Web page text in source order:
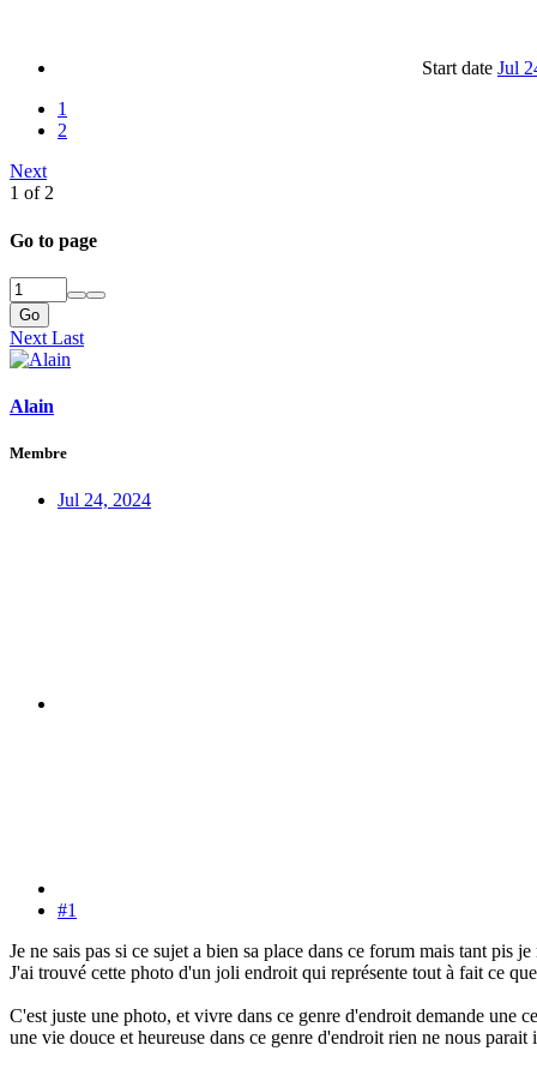
Start date Jul
1
2
Next
1 of 2
Go to page
Go
Next Last
Alain
Membre
Jul 24, 2024
#1
Je ne sais pas si ce sujet a bien sa place dans ce forum mais tant pis je
J'ai trouvé cette photo d'un joli endroit qui représente tout à fait ce
C'est juste une photo, et vivre dans ce genre d'endroit demande une
une vie douce et heureuse dans ce genre d'endroit rien ne nous